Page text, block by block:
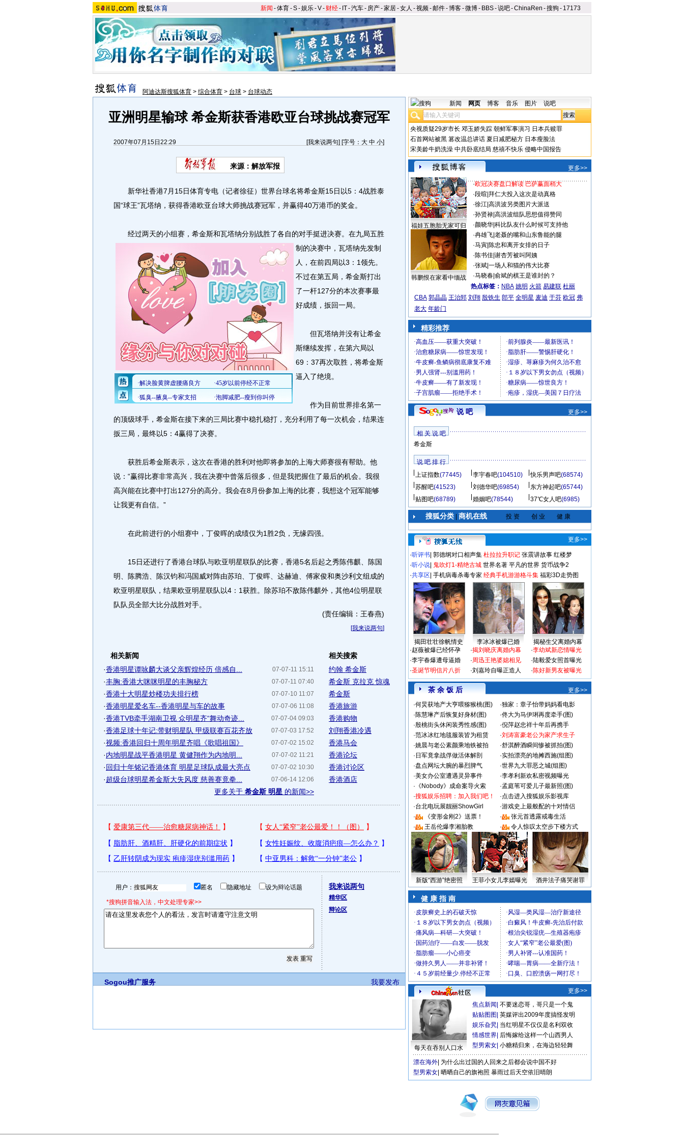
新闻 -体育-S-娱乐-V- 财经- IT-汽车- 房产-家居-女人 -视频-邮件-博客-微博- BBS-说吧-ChinaRen -搜狗 - 17173
阿迪达斯搜狐体育 > 综合体育 > 台球 > 台球动态
亚洲明星输球 希金斯获香港欧亚台球挑战赛冠军
2007年07月15日22:29 [我来说两句] [字号： 大 中 小]
来源：解放军报
新华社香港7月15日体育专电（记者徐征）世界台球名将希金斯15日以5：4战胜泰
国“球王”瓦塔纳，获得香港欧亚台球大师挑战赛冠军，并赢得40万港币的奖金。
经过两天的小组赛，希金斯和瓦塔纳分别战胜了各自的对手挺进决赛。 在九局五胜
制的决赛中，瓦塔纳先发制
人，在前四局以3：1领先。
不过在第五局，希金斯打出
了一杆127分的本次赛事最
好成绩，扳回一局。
但瓦塔纳并没有让希金
斯继续发挥，在第六局以
69：37再次取胜，将希金斯
逼入了绝境。
作为目前世界排名第一
的顶级球手，希金斯在接下来的三局比赛中稳扎稳打，充分利用了每一次机会，结果连
扳三局，最终以5：4赢得了决赛。
获胜后希金斯表示，这次在香港的胜利对他即将参加的上海大师赛很有帮助。他
说：“赢得比赛非常高兴，我在决赛中曾落后很多，但是我把握住了最后的机会。我很
高兴能在比赛中打出127分的高分。我会在8月份参加上海的比赛，我想这个冠军能够
让我更有自信。”
在此前进行的小组赛中，丁俊晖的成绩仅为1胜2负，无缘四强。
15日还进行了香港台球队与欧亚明星联队的比赛，香港5名后起之秀陈伟麒、陈国
明、陈腾浩、陈汉钧和冯国威对阵由苏珀、丁俊晖、达赫迪、傅家俊和奥沙利文组成的
欧亚明星联队，结果欧亚明星联队以4：1获胜。除苏珀不敌陈伟麒外，其他4位明星联
队队员全部大比分战胜对手。
(责任编辑：王春燕)
[我来说两句]
相关新闻
07-07-11 15:11
·香港明星谭咏麟大谈父亲辉煌经历 倍感自...
07-07-11 07:40
·丰胸:香港大咪咪明星的丰胸秘方
07-07-10 11:07
·香港十大明星炒楼功夫排行榜
07-07-06 11:08
·香港明星爱名车--香港明星与车的故事
07-07-04 09:03
·香港TVB牵手湖南卫视 众明星齐“舞动奇迹...
07-07-03 17:52
·香港足球十年记:带财明星队 甲级联赛百花齐放
07-07-02 15:02
·视频:香港回归十周年明星齐唱《歌唱祖国》
07-07-02 11:21
·内地明星战平香港明星 黄健翔作为内地明...
07-07-02 10:30
·回归十年铭记香港体育 明星足球队成最大亮点
07-06-14 12:06
·超级台球明星希金斯大失风度 慈善赛竟拳...
更多关于 希金斯 明星 的新闻>>
相关搜索
约翰 希金斯
希金斯 克拉克 惊魂
希金斯
香港旅游
香港购物
刘翔香港冷遇
香港马会
香港论坛
香港讨论区
香港酒店
用户： 匿名 隐藏地址 设为辩论话题
*搜狗拼音输入法，中文处理专家>>
我来说两句
精华区
辩论区
我要发布
Sogou推广服务
新闻 网页 博客 音乐 图片 说吧
央视质疑29岁市长 邓玉娇失踪 朝鲜军事演习 日本兵赎罪
石首网站被黑 篡改温总讲话 夏日减肥秘方 日本瘦脸法
宋美龄牛奶洗澡 中共卧底结局 慈禧不快乐 侵略中国报告
更多>>
福娃五胞胎无家可归
韩鹏恨在家看中缅战
·欧冠决赛盘口解读 巴萨赢面稍大
·段暄 拜仁大投入这次是动真格
·徐江| 高洪波另类图片大派送
·孙贤禄| 高洪波组队思想值得赞同
·颜晓华| 科比队友什么时候可支持他
·冉雄飞| 老聂的嘴和山东鲁能的腿
·马寅| 陈忠和离开女排的日子
·陈书佳| 谢杏芳被叫阿姨
·张斌| 一场人和猫的伟大比赛
·马晓春| 俞斌的棋王是谁封的？
热点标签： NBA 姚明 火箭 易建联 杜丽
CBA 郭晶晶 王治郅 刘翔 殷铁生 郎平 全明星 麦迪 于芬 欧冠 弗
老大 年龄门
精彩推荐
说 吧 更多>>
相 关 说 吧
希金斯
说 吧 排 行
上证指数(77445) 李宇春吧(104510) 快乐男声吧(68574)
苏醒吧(41523) 刘德华吧(69854) 东方神起吧(65744)
贴图吧(68789) 婚姻吧(78544) 37℃女人吧(6985)
搜狐分类| 商机在线 投 资 创 业 健 康
更多>>
·听评书 郭德纲对口相声集 杜拉拉升职记 张震讲故事 红楼梦
·听小说 鬼吹灯1-精绝古城 世界名著 平凡的世界 货币战争2
·共享区 手机病毒杀毒专家 经典手机游游格斗集 福彩3D走势图
揭田壮壮徐帆情史 李冰冰被爆已婚
揭秘生父离婚内幕
·赵薇被爆已经怀孕
·李宇春爆遭母逼婚
·圣诞节明信片八折
·揭刘晓庆离婚内幕
·周迅王艳婆媳相见
·刘嘉玲自曝正造人
·李幼斌新恋情曝光
·陆毅爱女照首曝光
·陈好新男友被曝光
茶 余 饭 后
更多>>
·何炅获地产大亨喂猕猴桃(图) ·独家：章子怡带妈妈看电影
·陈慧琳产后恢复好身材(图) ·佟大为马伊琍再度牵手(图)
·殷桃街头休闲装秀性感(图) ·倪萍赵忠祥十年后再携手
·范冰冰红地毯服装皆为租赁 ·刘涛富豪老公为家产求生子
·姚晨与老公素颜乘地铁被拍 ·舒淇醉酒瞬间惨被抓拍(图)
· 日军竟拿战俘做活体解剖 ·实拍漂亮的地摊西施(组图)
·盘点网坛大腕的暴烈脾气 ·世界九大罪恶之城(组图)
·美女办公室遭遇灵异事件 ·李孝利新欢私密视频曝光
· 《Nobody》成命案导火索 ·孟庭苇可爱儿子最新照(图)
·搜狐娱乐招聘：加入我们吧！ ·点击进入搜狐娱乐影视库
·台北电玩展靓丽ShowGirl ·游戏史上最般配的十对情侣
·
《变形金刚2》送票！ ·
张元首透露戒毒生活
·
王岳伦爆李湘胎教 · 令人惊叹太空步下楼方式
新版“西游”绝密照 王菲小女儿李嫣曝光 酒井法子痛哭谢罪
健 康 指 南
更多>>
每天在吞别人口水
焦点新闻 不要迷恋哥，哥只是一个鬼
贴贴图图 英媒评出2009年度搞怪发明
娱乐旮旯 当红明星不仅仅是名利双收
情感世界 后悔嫁给这样一个山西男人
型男索女 小糖精归来，在海边轻轻舞
漂在海外 为什么出过国的人回来之后都会说中国不好
型男索女 晒晒自己的旗袍照 暴雨过后天空依旧晴朗